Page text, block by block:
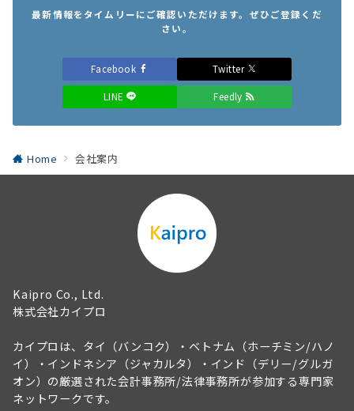
最新情報をタイムリーにご確認いただけます。ぜひご登録くだ
さい。
Facebook Twitter
LINE Feedly
Home 会社案内
Kaipro Co., Ltd.
株式会社カイプロ
カイプロは、タイ（バンコク）・ベトナム（ホーチミン/ハノ
イ）・インドネシア（ジャカルタ）・インド（デリー/グルガ
オン）の厳選された会計事務所/法律事務所が参加する専門家
ネットワークです。